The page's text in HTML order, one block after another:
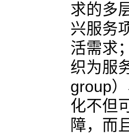
求的多
兴服务
活需求
织为服
group
化不但
障，而